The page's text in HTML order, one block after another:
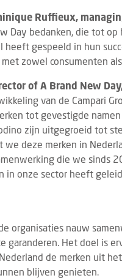
Ruffieux,
Day bedanken, die tot op
gespeeld in hun
zowel consumenten als
of A Brand New
van de Campari
tot gevestigde
zijn uitgegroeid tot
we deze merken in
die we sinds
in onze sector heeft
organisaties nauw
garanderen. Het doel is
de merken uit
blijven genieten.